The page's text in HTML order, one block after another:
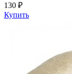
130 ₽
Купить